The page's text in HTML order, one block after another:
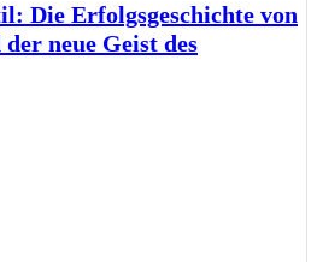
Die Erfolgsgeschichte von
neue Geist des